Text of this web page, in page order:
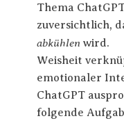
Thema
zuversichtlich,
abkühlen wird.
Weisheit
emotionaler
ChatGPT
folgende